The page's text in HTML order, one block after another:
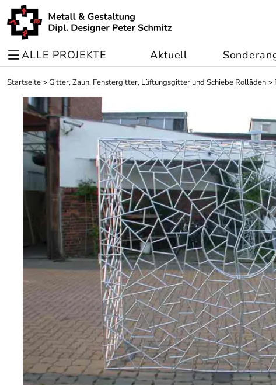
ALLE PROJEKTE Aktuell
Startseite> Gitter, Zaun, Fenstergitter, Lüftungsgitter und Schiebe Rolläden>